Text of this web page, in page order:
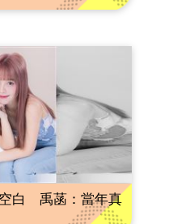
白 禹菡：當年真